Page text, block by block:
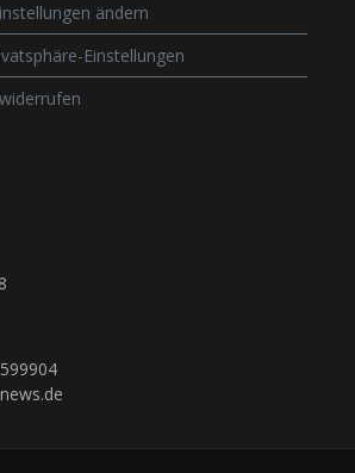
ändern
Einstellungen